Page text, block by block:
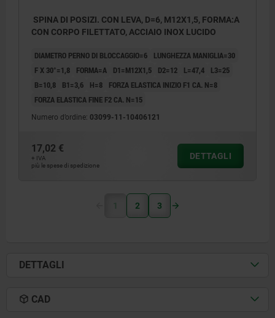
SPINA DI POSIZI. CON LEVA, D=6, M12X1,5, FORMA:A
CON CORPO FILETTATO, ACCIAIO INOX LUCIDO
DIAMETRO PERNO DI BLOCCAGGIO=6
LUNGHEZZA MANIGLIA=30
F X 30°=1,8
FORMA=A D1=M12X1,5 D2=12 L=47,4
L3=25
B=10,8
B1=3,6 H=8
FORZA ELASTICA INIZIO F1 CA. N=8
FORZA ELASTICA FINE F2 CA. N=15
Numero d’ordine: 03099-11-10406121
17,02 €
+ IVA
più le spese di spedizione
DETTAGLI
1 2 3
DETTAGLI
CAD